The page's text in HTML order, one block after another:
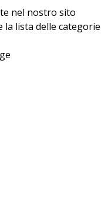
nel nostro sito
la lista delle